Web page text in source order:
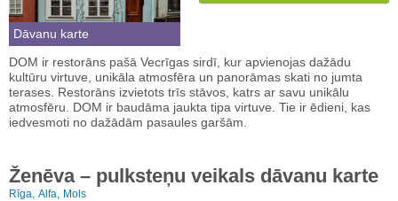
Dāvanu karte
DOM ir restorāns pašā Vecrīgas sirdī, kur apvienojas dažādu
kultūru virtuve, unikāla atmosfēra un panorāmas skati no jumta
terases. Restorāns izvietots trīs stāvos, katrs ar savu unikālu
atmosfēru. DOM ir baudāma jaukta tipa virtuve. Tie ir ēdieni, kas
iedvesmoti no dažādām pasaules garšām.
Ženēva – pulksteņu veikals dāvanu karte
Rīga, Alfa, Mols